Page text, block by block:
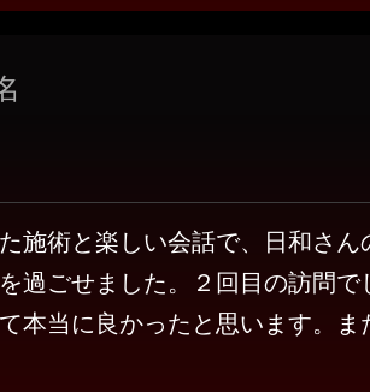
施術と楽しい会話で、日和さん
過ごせました。２回目の訪問で
本当に良かったと思います。